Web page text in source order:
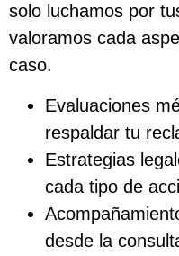
solo luchamos por
valoramos cada
caso.
Evaluaciones
respaldar tu
Estrategias
cada tipo de
desde la